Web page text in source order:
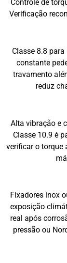
Controle de
Verificação
Classe 8.8
constante
travamento
reduz
Alta vibração e
Classe 10.9 é
verificar o torque
Fixadores inox
exposição
real após
pressão ou